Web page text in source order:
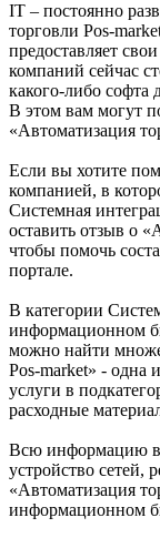
IT – постоянно
торговли Pos-
предоставляет
компаний сейчас
какого-либо софта
В этом вам могут
«Автоматизация
Если вы хотите
компанией, в
Системная
оставить отзыв о
чтобы помочь
портале.
В категории
информационном
можно найти
Pos-market» - одна
услуги в
расходные
Всю информацию в
устройство сетей,
«Автоматизация
информационном